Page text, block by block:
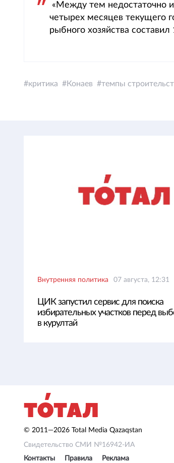
«Между тем недостаточно
четырех месяцев текущего
рыбного хозяйства
критика Конаев темпы
Внутренняя политика 07 августа, 12:31
ЦИК запустил сервис для поиска
избирательных участков перед
в курултай
© 2011—2026 Total Media Qazaqstan
Свидетельство СМИ №16942-ИА
Контакты
Правила Реклама